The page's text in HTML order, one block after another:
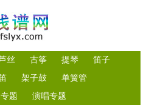
丝 古筝 提琴
笛子
架子鼓
单簧管
题 演唱专题